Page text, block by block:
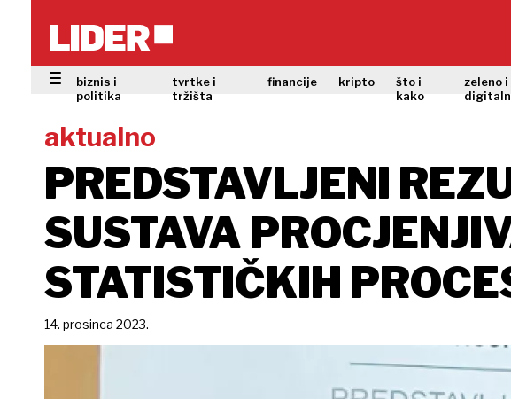
biznis i
politika
tvrtke i
tržišta
financije kripto
što i
kako
zeleno i
aktualno
PREDSTAVLJENI
SUSTAVA
STATISTIČKIH
14. prosinca 2023.